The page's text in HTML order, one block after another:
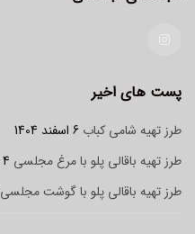
پست های اخیر
طرز تهیه شامی کباب 6 اسفند 1404
طرز تهیه باقالی پلو با مرغ مجلسی 4 اسفند 1404
طرز تهیه باقالی پلو با گوشت مجلسی